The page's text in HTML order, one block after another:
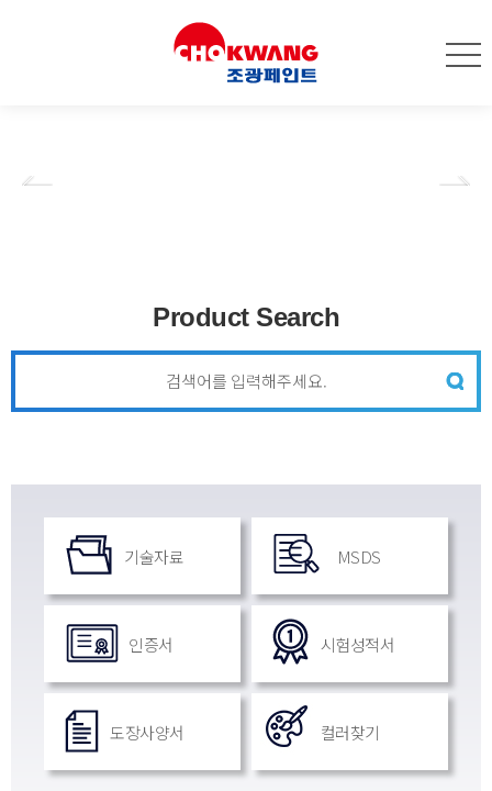
Product Search
기술자료 MSDS
인증서 시험성적서
도장사양서 컬러찾기